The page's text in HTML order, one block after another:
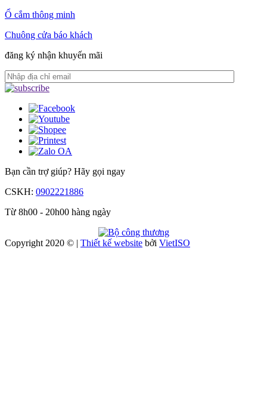
Ổ cắm thông minh
Chuông cửa báo khách
đăng ký nhận khuyến mãi
Bạn cần trợ giúp? Hãy gọi ngay
CSKH: 0902221886
Từ 8h00 - 20h00 hàng ngày
Copyright 2020 © | Thiết kế website bởi VietISO